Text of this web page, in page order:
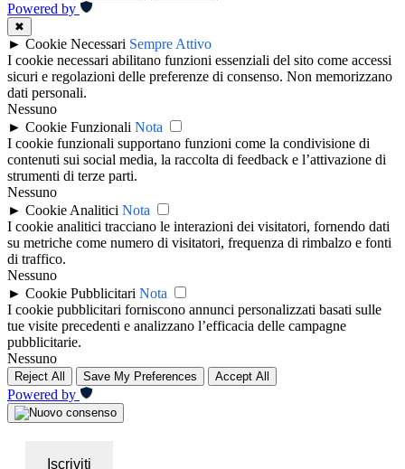
Powered by
✖
► Cookie Necessari Sempre Attivo
I cookie necessari abilitano funzioni essenziali del sito come accessi
sicuri e regolazioni delle preferenze di consenso. Non memorizzano
dati personali.
Nessuno
► Cookie Funzionali Nota
I cookie funzionali supportano funzioni come la condivisione di
contenuti sui social media, la raccolta di feedback e l’attivazione di
strumenti di terze parti.
Nessuno
► Cookie Analitici Nota
I cookie analitici tracciano le interazioni dei visitatori, fornendo dati
su metriche come numero di visitatori, frequenza di rimbalzo e fonti
di traffico.
Nessuno
► Cookie Pubblicitari Nota
I cookie pubblicitari forniscono annunci personalizzati basati sulle
tue visite precedenti e analizzano l’efficacia delle campagne
pubblicitarie.
Nessuno
Reject All Save My Preferences Accept All
Powered by
Iscriviti